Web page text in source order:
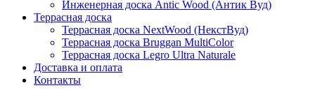
Инженерная доска Antic Wood (Антик Вуд)
Террасная доска
Террасная доска NextWood (НекстВуд)
Террасная доска Bruggan MultiColor
Террасная доска Legro Ultra Naturale
Доставка и оплата
Контакты